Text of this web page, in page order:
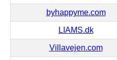
byhappyme.com
LIAMS.dk
Villavejen.com